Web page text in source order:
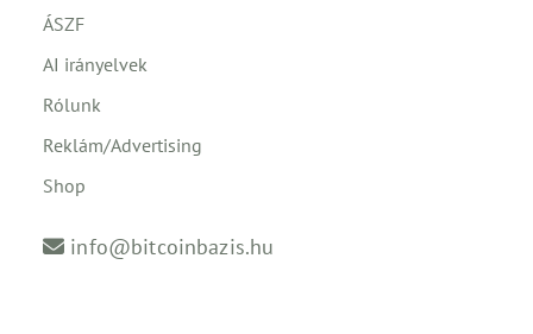
ÁSZF
AI irányelvek
Rólunk
Reklám/Advertising
Shop
info@bitcoinbazis.hu